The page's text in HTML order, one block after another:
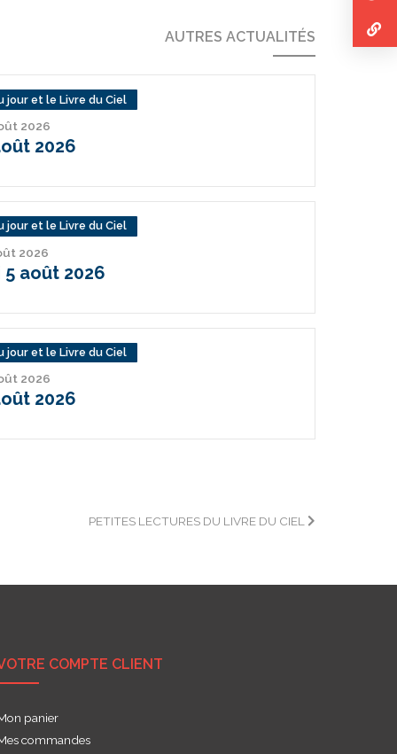
AUTRES ACTUALITÉS
jour et le Livre du Ciel
2026
2026
jour et le Livre du Ciel
2026
août 2026
jour et le Livre du Ciel
2026
2026
PETITES LECTURES DU LIVRE DU CIEL
COMPTE CLIENT
panier
commandes